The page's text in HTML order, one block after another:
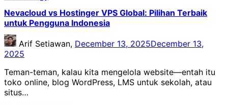
Nevacloud vs Hostinger VPS Global: Pilihan Terbaik
untuk Pengguna Indonesia
Arif Setiawan, December 13, 2025December 13,
2025
Teman-teman, kalau kita mengelola website—entah itu
toko online, blog WordPress, LMS untuk sekolah, atau
situs…